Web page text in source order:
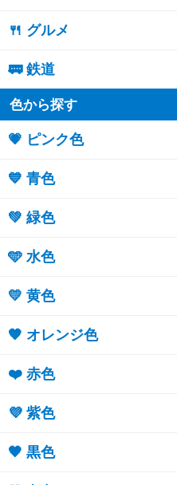
🍴 グルメ
🚃 鉄道
色から探す
💗 ピンク色
💙 青色
💚 緑色
🩵 水色
💛 黄色
🧡 オレンジ色
❤️ 赤色
💜 紫色
🖤 黒色